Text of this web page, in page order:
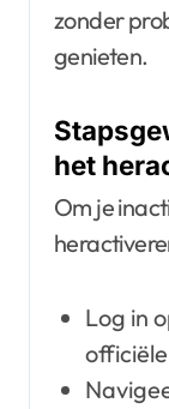
zonder
genieten.
het
Om je
Log in